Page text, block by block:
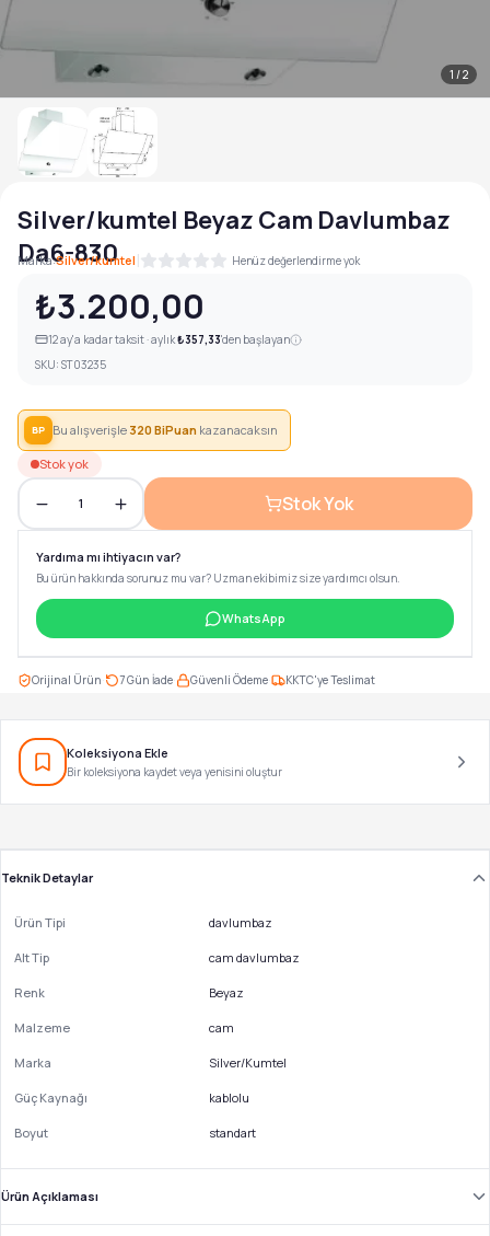
1 /2
Silver/kumtel Beyaz Cam Davlumbaz
Da6-830
Marka:Silver/kumtel | Henüz değerlendirme yok
₺3.200,00
12ay'a kadar taksit · aylık₺357,33'den başlayan
SKU: ST03235
BP Bu alışverişle 320BiPuan kazanacaksın
Stok yok
1 Stok Yok
Yardıma mı ihtiyacın var?
Bu ürün hakkında sorunuz mu var? Uzman ekibimiz size yardımcı olsun.
WhatsApp
Orijinal Ürün 7 Gün İade Güvenli Ödeme KKTC'ye Teslimat
Koleksiyona Ekle
Bir koleksiyona kaydet veya yenisini oluştur
Teknik Detaylar
Ürün Tipi davlumbaz
Alt Tip cam davlumbaz
Renk Beyaz
Malzeme cam
Marka Silver/Kumtel
Güç Kaynağı kablolu
Boyut standart
Ürün Açıklaması